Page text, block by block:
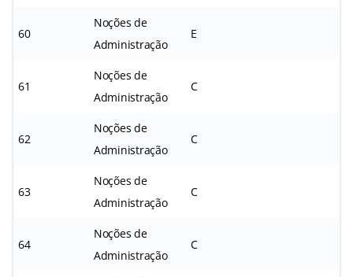
60
Noções de
Administração
E
61
Noções de
Administração
C
62
Noções de
Administração
C
63
Noções de
Administração
C
64
Noções de
Administração
C